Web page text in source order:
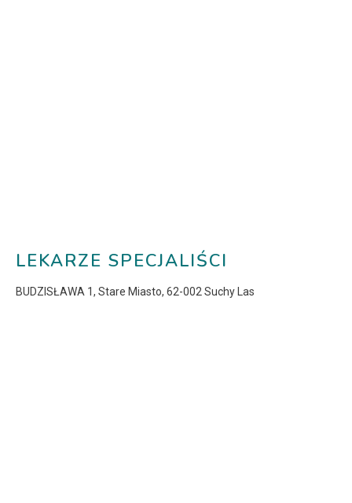
LEKARZE SPECJALIŚCI
BUDZISŁAWA 1, Stare Miasto, 62-002 Suchy Las